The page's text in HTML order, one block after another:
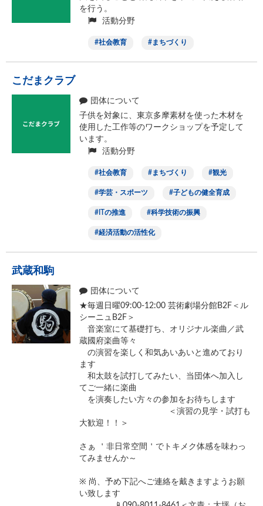
を行う。
活動分野
社会教育 まちづくり
こだまクラブ
団体について
子供を対象に、東京多摩素材を使った木材を
使用した工作等のワークショップを予定して
います。
活動分野
社会教育 まちづくり 観光
学芸・スポーツ 子どもの健全育成
ITの推進 科学技術の振興
経済活動の活性化
武蔵和駒
団体について
★毎週日曜09:00-12:00 芸術劇場分館B2F＜ル
シーニュB2F＞
音楽室にて基礎打ち、オリジナル楽曲／武
蔵國府楽曲等々
の演習を楽しく和気あいあいと進めており
ます
和太鼓を試打してみたい、当団体へ加入し
てご一緒に楽曲
を演奏したい方々の参加をお待ちします
＜演習の見学・試打も
大歓迎！！＞
さぁ ＇非日常空間＇でトキメク体感を味わっ
てみませんか～
※ 尚、予め下記へご連絡を戴きますようお願
い致します